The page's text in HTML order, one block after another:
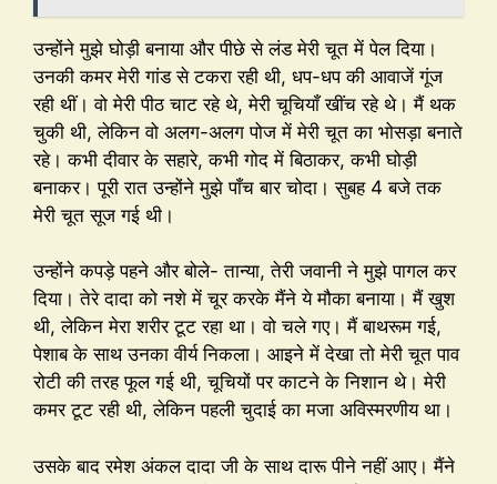
उन्होंने मुझे घोड़ी बनाया और पीछे से लंड मेरी चूत में पेल दिया।
उनकी कमर मेरी गांड से टकरा रही थी, धप-धप की आवाजें गूंज
रही थीं। वो मेरी पीठ चाट रहे थे, मेरी चूचियाँ खींच रहे थे। मैं थक
चुकी थी, लेकिन वो अलग-अलग पोज में मेरी चूत का भोसड़ा बनाते
रहे। कभी दीवार के सहारे, कभी गोद में बिठाकर, कभी घोड़ी
बनाकर। पूरी रात उन्होंने मुझे पाँच बार चोदा। सुबह 4 बजे तक
मेरी चूत सूज गई थी।
उन्होंने कपड़े पहने और बोले- तान्या, तेरी जवानी ने मुझे पागल कर
दिया। तेरे दादा को नशे में चूर करके मैंने ये मौका बनाया। मैं खुश
थी, लेकिन मेरा शरीर टूट रहा था। वो चले गए। मैं बाथरूम गई,
पेशाब के साथ उनका वीर्य निकला। आइने में देखा तो मेरी चूत पाव
रोटी की तरह फूल गई थी, चूचियों पर काटने के निशान थे। मेरी
कमर टूट रही थी, लेकिन पहली चुदाई का मजा अविस्मरणीय था।
उसके बाद रमेश अंकल दादा जी के साथ दारू पीने नहीं आए। मैंने